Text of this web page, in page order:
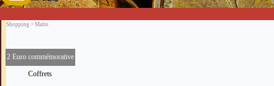
Shopping > Malte
2 Euro commémorative
Coffrets